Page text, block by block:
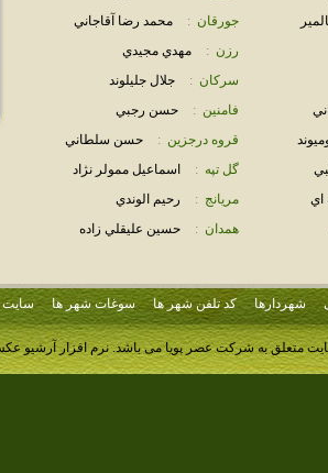
جورقان :
محمد رضا آقاجاني
رزن :
مهدي مجيدي
سركان :
جلال جليلوند
فامنين :
حسن رجبي
قروه درجزين :
حسن سلطاني
گل تپه :
اسماعيل ممولر نژاد
اي مريانج :
رحيم الوندي
همدان : حسين عليقلي زاده
شهردارها کد تلفن شهر ها سوغات شهر ها سایت
متعلق به شرکت عصر پویا می باشد.نرم افزار آرشیو